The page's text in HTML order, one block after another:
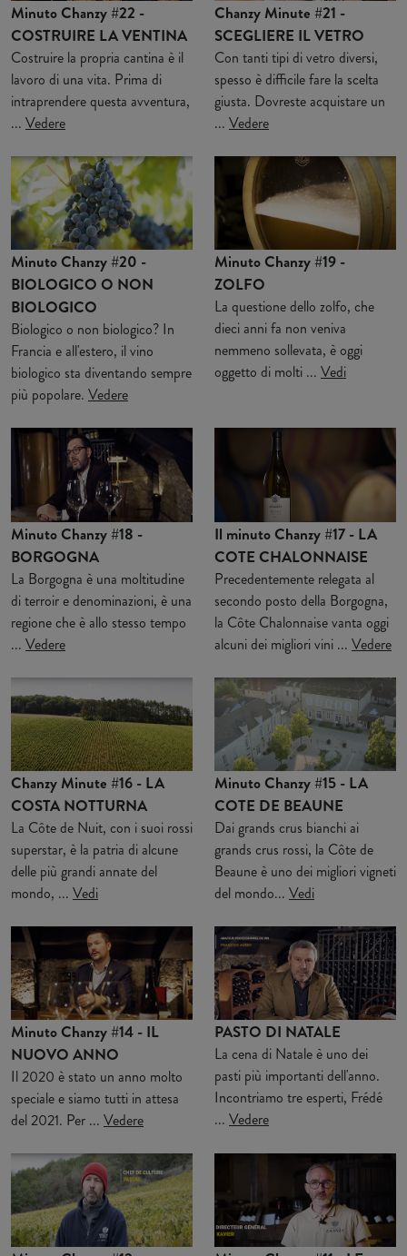
Minuto Chanzy #22 -
COSTRUIRE LA VENTINA
Costruire la propria cantina è il
lavoro di una vita. Prima di
intraprendere questa avventura,
... Vedere
Chanzy Minute #21 -
SCEGLIERE IL VETRO
Con tanti tipi di vetro diversi,
spesso è difficile fare la scelta
giusta. Dovreste acquistare un
... Vedere
Minuto Chanzy #20 -
BIOLOGICO O NON
BIOLOGICO
Biologico o non biologico? In
Francia e all'estero, il vino
biologico sta diventando sempre
più popolare. Vedere
Minuto Chanzy #19 -
ZOLFO
La questione dello zolfo, che
dieci anni fa non veniva
nemmeno sollevata, è oggi
oggetto di molti ... Vedi
Minuto Chanzy #18 -
BORGOGNA
La Borgogna è una moltitudine
di terroir e denominazioni, è una
regione che è allo stesso tempo
... Vedere
Il minuto Chanzy #17 - LA
COTE CHALONNAISE
Precedentemente relegata al
secondo posto della Borgogna,
la Côte Chalonnaise vanta oggi
alcuni dei migliori vini ... Vedere
Chanzy Minute #16 - LA
COSTA NOTTURNA
La Côte de Nuit, con i suoi rossi
superstar, è la patria di alcune
delle più grandi annate del
mondo, ... Vedi
Minuto Chanzy #15 - LA
COTE DE BEAUNE
Dai grands crus bianchi ai
grands crus rossi, la Côte de
Beaune è uno dei migliori vigneti
del mondo... Vedi
Minuto Chanzy #14 - IL
NUOVO ANNO
Il 2020 è stato un anno molto
speciale e siamo tutti in attesa
del 2021. Per ... Vedere
PASTO DI NATALE
La cena di Natale è uno dei
pasti più importanti dell'anno.
Incontriamo tre esperti, Frédé
... Vedere